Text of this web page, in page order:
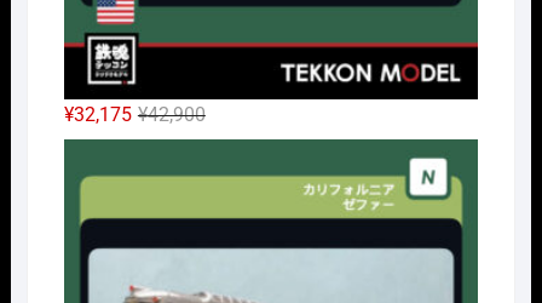
¥42,900元
の
価
で
¥32,175
現
在
の
¥32,175